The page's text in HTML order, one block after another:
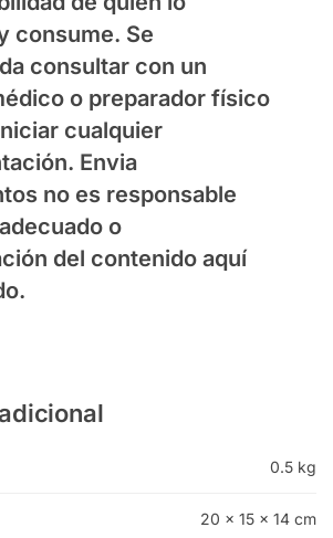
consume. Se
consultar con un
o preparador físico
cualquier
Envia
no es responsable
o
del contenido aquí
0.5 kg
20 × 15 × 14 cm